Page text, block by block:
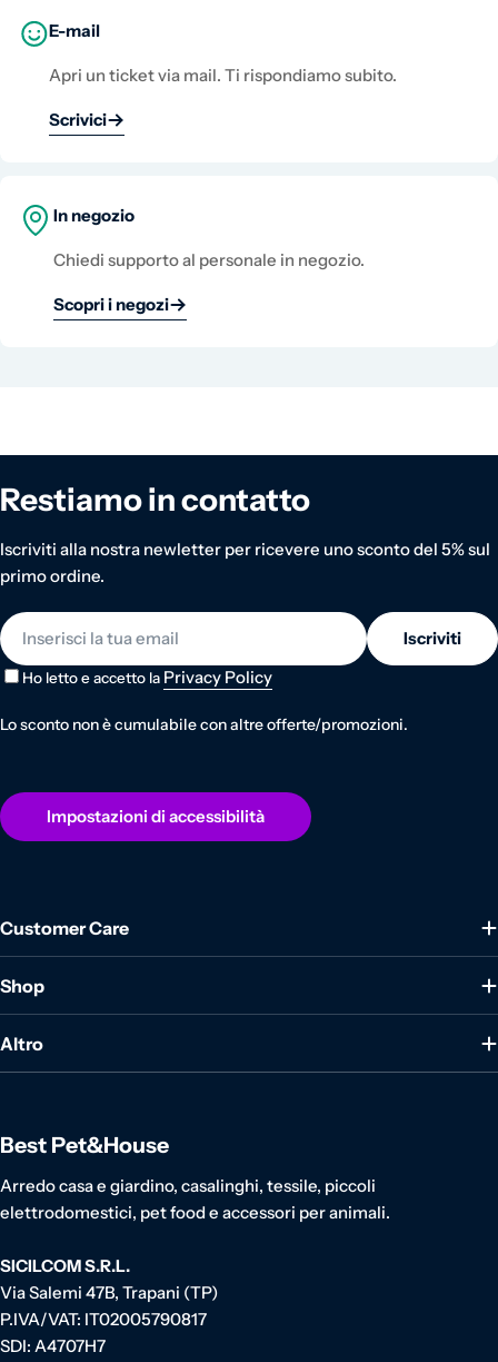
E-mail
Apri un ticket via mail. Ti rispondiamo subito.
Scrivici
In negozio
Chiedi supporto al personale in negozio.
Scopri i negozi
Restiamo in contatto
Iscriviti alla nostra newletter per ricevere uno sconto del 5% sul
primo ordine.
E-mail
Iscriviti
Ho letto e accetto la Privacy Policy
Lo sconto non è cumulabile con altre offerte/promozioni.
Impostazioni di accessibilità
Customer Care
Shop
Altro
Best Pet&House
Arredo casa e giardino, casalinghi, tessile, piccoli
elettrodomestici, pet food e accessori per animali.
SICILCOM S.R.L.
Via Salemi 47B, Trapani (TP)
P.IVA/VAT: IT02005790817
SDI: A4707H7